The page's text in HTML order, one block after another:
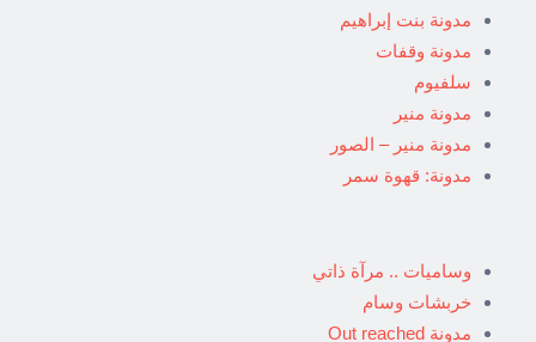
مدونة بنت إبراهيم
مدونة وقفات
سلفيوم
مدونة منير
مدونة منير – الصور
مدونة: قهوة سمر
وساميات .. مرآة ذاتي
خربشات وسام
مدونة Out reached